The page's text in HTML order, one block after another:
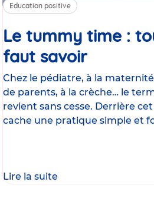
Education positive
Le tummy time :
faut savoirArticle
Chez le pédiatre, à la
de parents, à la crèche… le
revient sans cesse. Derrière
cache une pratique simple et
Lire la suite